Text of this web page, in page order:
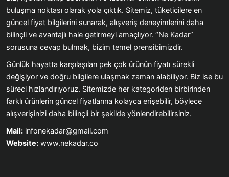
buluşma noktası olarak yola çıktık. Sitemiz, tüketicilere en
güncel fiyat bilgilerini sunarak, alışveriş deneyimlerini daha
bilinçli ve avantajlı hale getirmeyi amaçlıyor. “Ne Kadar”
sorusuna cevap bulmak, bizim temel prensibimizdir.
Günlük hayatta karşılaşılan pek çok ürünün fiyatı sürekli
değişiyor ve doğru bilgilere ulaşmak zaman alabiliyor. Biz ise bu
süreci hızlandırıyoruz. Sitemizde her kategoriden birbirinden
farklı ürünlerin güncel fiyatlarına kolayca erişebilir, böylece
alışverişinizi daha bilinçli bir şekilde yönlendirebilirsiniz.
Mail: infonekadar@gmail.com
Website: www.nekadar.co